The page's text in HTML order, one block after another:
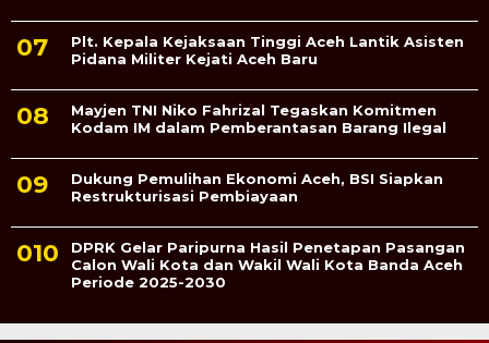
Plt. Kepala Kejaksaan Tinggi Aceh Lantik Asisten
Pidana Militer Kejati Aceh Baru
Mayjen TNI Niko Fahrizal Tegaskan Komitmen
Kodam IM dalam Pemberantasan Barang Ilegal
Dukung Pemulihan Ekonomi Aceh, BSI Siapkan
Restrukturisasi Pembiayaan
DPRK Gelar Paripurna Hasil Penetapan Pasangan
Calon Wali Kota dan Wakil Wali Kota Banda Aceh
Periode 2025-2030